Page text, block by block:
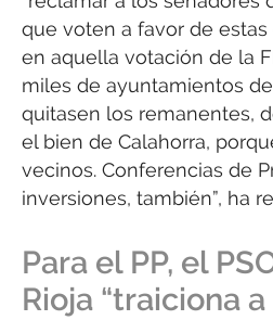
que voten a favor de estas
en aquella votación de la
miles de ayuntamientos
quitasen los remanentes,
el bien de Calahorra,
vecinos. Conferencias de
inversiones, también”, ha
Para el PP, el
Rioja “traiciona